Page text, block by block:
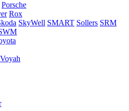
Porsche
Rox
SkyWell SMART Sollers SRM
Voyah